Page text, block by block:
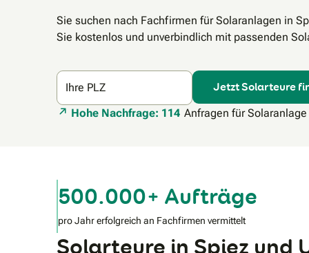
Sie suchen nach Fachfirmen für Solaranlagen in
Sie kostenlos und unverbindlich mit passenden
Ihre PLZ Jetzt Solarteure
Hohe Nachfrage: 114 Anfragen für
500.000+ Aufträge
pro Jahr erfolgreich an Fachfirmen vermittelt
Solarteure in Spiez und